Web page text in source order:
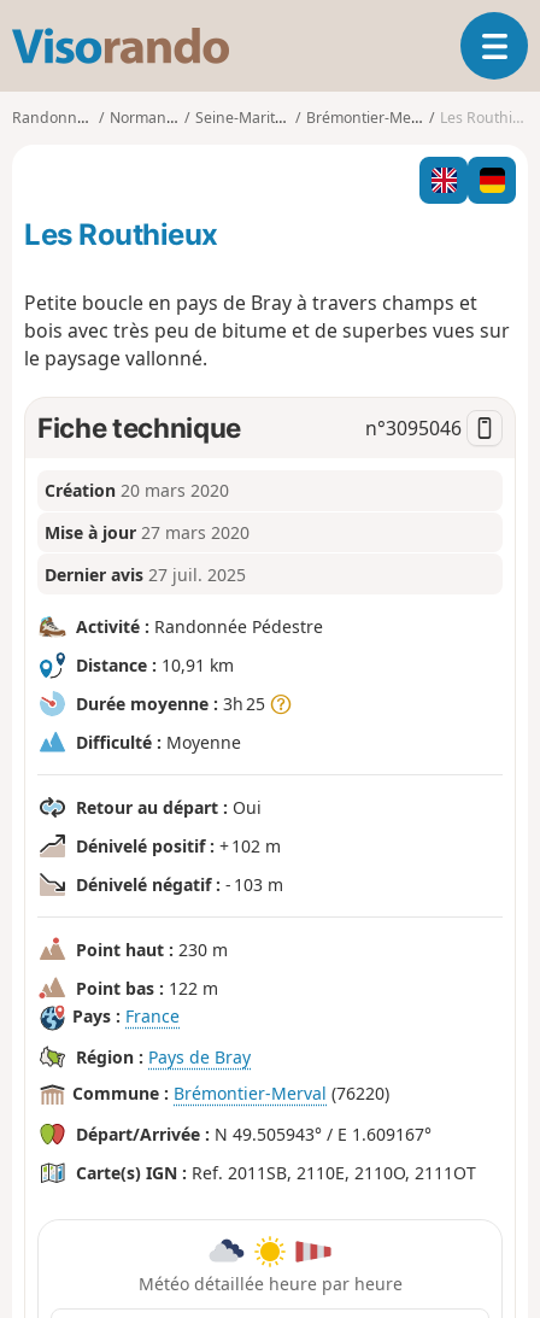
s
o
O
u
v
i
r
l
i
t
Randonnées Normandie Seine-Maritime Brémontier-Merval Les Routhieux
Les Routhieux
Petite boucle en pays de Bray à travers champs et
bois avec très peu de bitume et de superbes vues sur
le paysage vallonné.
Fiche technique n°3095046
Création 20 mars 2020
Mise à jour 27 mars 2020
Dernier avis 27 juil. 2025
Activité : Randonnée Pédestre
Distance : 10,91 km
Durée moyenne : 3h 25
Difficulté : Moyenne
Retour au départ : Oui
Dénivelé positif : + 102 m
Dénivelé négatif : - 103 m
Point haut : 230 m
Point bas : 122 m
Pays : France
Région : Pays de Bray
Commune : Brémontier-Merval (76220)
Départ/Arrivée : N 49.505943° / E 1.609167°
Carte(s) IGN : Ref. 2011SB, 2110E, 2110O, 2111OT
Météo détaillée heure par heure